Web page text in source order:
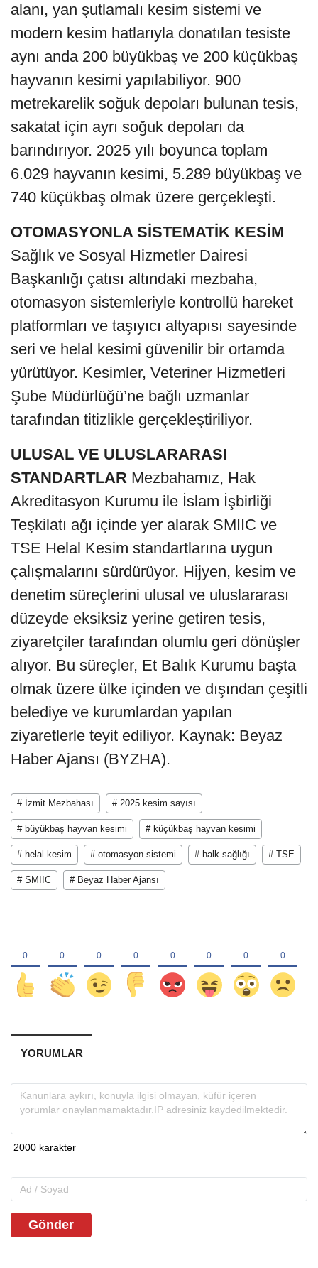
alanı, yan şutlamalı kesim sistemi ve
modern kesim hatlarıyla donatılan tesiste
aynı anda 200 büyükbaş ve 200 küçükbaş
hayvanın kesimi yapılabiliyor. 900
metrekarelik soğuk depoları bulunan tesis,
sakatat için ayrı soğuk depoları da
barındırıyor. 2025 yılı boyunca toplam
6.029 hayvanın kesimi, 5.289 büyükbaş ve
740 küçükbaş olmak üzere gerçekleşti.
OTOMASYONLA SİSTEMATİK KESİM
Sağlık ve Sosyal Hizmetler Dairesi
Başkanlığı çatısı altındaki mezbaha,
otomasyon sistemleriyle kontrollü hareket
platformları ve taşıyıcı altyapısı sayesinde
seri ve helal kesimi güvenilir bir ortamda
yürütüyor. Kesimler, Veteriner Hizmetleri
Şube Müdürlüğü’ne bağlı uzmanlar
tarafından titizlikle gerçekleştiriliyor.
ULUSAL VE ULUSLARARASI
STANDARTLAR Mezbahamız, Hak
Akreditasyon Kurumu ile İslam İşbirliği
Teşkilatı ağı içinde yer alarak SMIIC ve
TSE Helal Kesim standartlarına uygun
çalışmalarını sürdürüyor. Hijyen, kesim ve
denetim süreçlerini ulusal ve uluslararası
düzeyde eksiksiz yerine getiren tesis,
ziyaretçiler tarafından olumlu geri dönüşler
alıyor. Bu süreçler, Et Balık Kurumu başta
olmak üzere ülke içinden ve dışından çeşitli
belediye ve kurumlardan yapılan
ziyaretlerle teyit ediliyor. Kaynak: Beyaz
Haber Ajansı (BYZHA).
# İzmit Mezbahası # 2025 kesim sayısı
# büyükbaş hayvan kesimi # küçükbaş hayvan kesimi
# helal kesim # otomasyon sistemi # halk sağlığı # TSE
# SMIIC # Beyaz Haber Ajansı
YORUMLAR
Gönder